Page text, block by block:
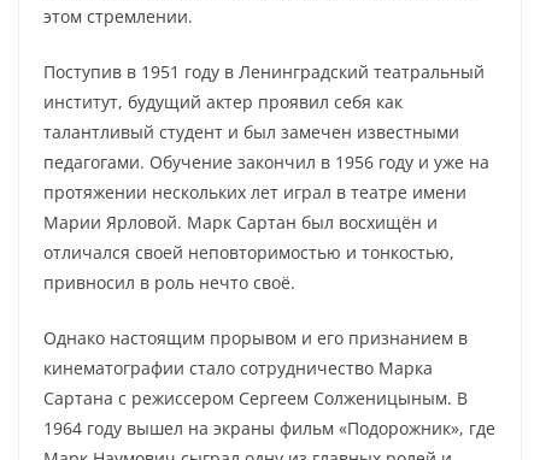
этом стремлении.
Поступив в 1951 году в Ленинградский театральный
институт, будущий актер проявил себя как
талантливый студент и был замечен известными
педагогами. Обучение закончил в 1956 году и уже на
протяжении нескольких лет играл в театре имени
Марии Ярловой. Марк Сартан был восхищён и
отличался своей неповторимостью и тонкостью,
привносил в роль нечто своё.
Однако настоящим прорывом и его признанием в
кинематографии стало сотрудничество Марка
Сартана с режиссером Сергеем Солженицыным. В
1964 году вышел на экраны фильм «Подорожник», где